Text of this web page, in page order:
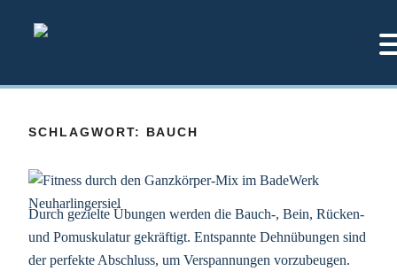
SCHLAGWORT: BAUCH
Durch gezielte Übungen werden die Bauch-, Bein, Rücken-
und Pomuskulatur gekräftigt. Entspannte Dehnübungen sind
der perfekte Abschluss, um Verspannungen vorzubeugen.